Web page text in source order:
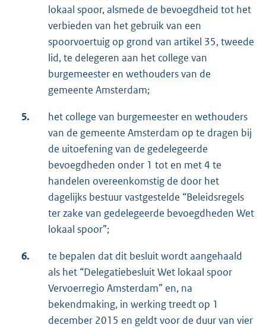
lokaal spoor, alsmede de bevoegdheid tot het
verbieden van het gebruik van een
spoorvoertuig op grond van artikel 35, tweede
lid, te delegeren aan het college van
burgemeester en wethouders van de
gemeente Amsterdam;
5.
het college van burgemeester en wethouders
van de gemeente Amsterdam op te dragen bij
de uitoefening van de gedelegeerde
bevoegdheden onder 1 tot en met 4 te
handelen overeenkomstig de door het
dagelijks bestuur vastgestelde “Beleidsregels
ter zake van gedelegeerde bevoegdheden Wet
lokaal spoor”;
6.
te bepalen dat dit besluit wordt aangehaald
als het “Delegatiebesluit Wet lokaal spoor
Vervoerregio Amsterdam” en, na
bekendmaking, in werking treedt op 1
december 2015 en geldt voor de duur van vier